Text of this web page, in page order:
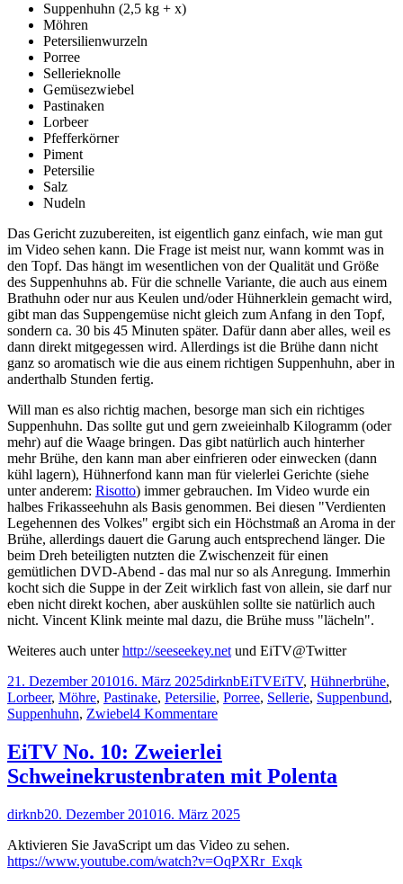
Suppenhuhn (2,5 kg + x)
Möhren
Petersilienwurzeln
Porree
Sellerieknolle
Gemüsezwiebel
Pastinaken
Lorbeer
Pfefferkörner
Piment
Petersilie
Salz
Nudeln
Das Gericht zuzubereiten, ist eigentlich ganz einfach, wie man gut
im Video sehen kann. Die Frage ist meist nur, wann kommt was in
den Topf. Das hängt im wesentlichen von der Qualität und Größe
des Suppenhuhns ab. Für die schnelle Variante, die auch aus einem
Brathuhn oder nur aus Keulen und/oder Hühnerklein gemacht wird,
gibt man das Suppengemüse nicht gleich zum Anfang in den Topf,
sondern ca. 30 bis 45 Minuten später. Dafür dann aber alles, weil es
dann direkt mitgegessen wird. Allerdings ist die Brühe dann nicht
ganz so aromatisch wie die aus einem richtigen Suppenhuhn, aber in
anderthalb Stunden fertig.
Will man es also richtig machen, besorge man sich ein richtiges
Suppenhuhn. Das sollte gut und gern zweieinhalb Kilogramm (oder
mehr) auf die Waage bringen. Das gibt natürlich auch hinterher
mehr Brühe, den kann man aber einfrieren oder einwecken (dann
kühl lagern), Hühnerfond kann man für vielerlei Gerichte (siehe
unter anderem: Risotto) immer gebrauchen. Im Video wurde ein
halbes Frikasseehuhn als Basis genommen. Bei diesen "Verdienten
Legehennen des Volkes" ergibt sich ein Höchstmaß an Aroma in der
Brühe, allerdings dauert die Garung auch entsprechend länger. Die
beim Dreh beteiligten nutzten die Zwischenzeit für einen
gemütlichen DVD-Abend - das mal nur so als Anregung. Immerhin
kocht sich die Suppe in der Zeit wirklich fast von allein, sie darf nur
eben nicht direkt kochen, aber auskühlen sollte sie natürlich auch
nicht. Vincent Klink meinte mal dazu, die Brühe muss "lächeln".
Weiteres auch unterhttp://seeseekey.net und EiTV@Twitter
Veröffentlicht
am
21. Dezember 201016. März 2025Autor
dirknbKategorien
EiTVSchlagwörter
EiTV, Hühnerbrühe,
Lorbeer, Möhre, Pastinake, Petersilie, Porree, Sellerie, Suppenbund,
Suppenhuhn, Zwiebel4 Kommentarezu
No.
11:
Hühnerbrühe
Nudeln
EiTV No. 10: Zweierlei
Schweinekrustenbraten mit Polenta
Autor
dirknbVeröffentlicht
20. Dezember 201016. März 2025
Aktivieren Sie JavaScript um das Video zu sehen.
https://www.youtube.com/watch?v=OqPXRr_Exqk